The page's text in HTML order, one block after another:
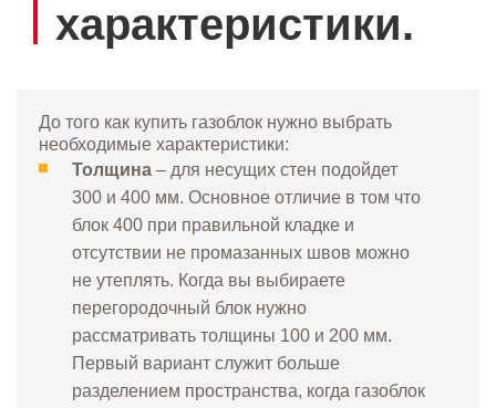
характеристики.
До того как купить газоблок нужно выбрать
необходимые характеристики:
Толщина – для несущих стен подойдет
300 и 400 мм. Основное отличие в том что
блок 400 при правильной кладке и
отсутствии не промазанных швов можно
не утеплять. Когда вы выбираете
перегородочный блок нужно
рассматривать толщины 100 и 200 мм.
Первый вариант служит больше
разделением пространства, когда газоблок